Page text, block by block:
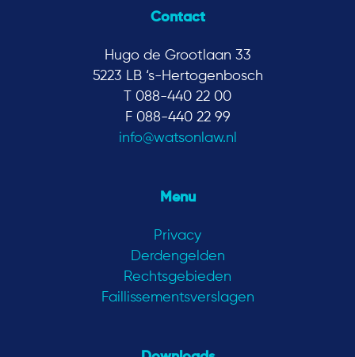
Contact
Hugo de Grootlaan 33
5223 LB ‘s-Hertogenbosch
T 088-440 22 00
F 088-440 22 99
info@watsonlaw.nl
Menu
Privacy
Derdengelden
Rechtsgebieden
Faillissementsverslagen